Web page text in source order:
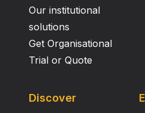
Our institutional
solutions
Get Organisational
Trial or Quote
Discover